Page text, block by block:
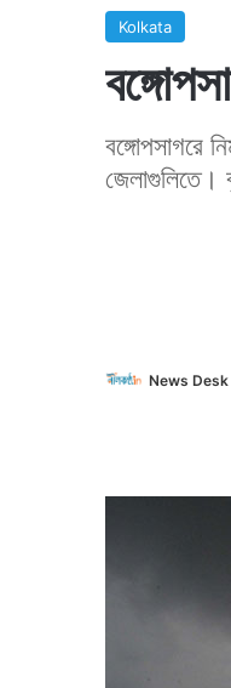
Kolkata
বঙ্গোপসাগরে
জেলাগুলিতে।
News Desk